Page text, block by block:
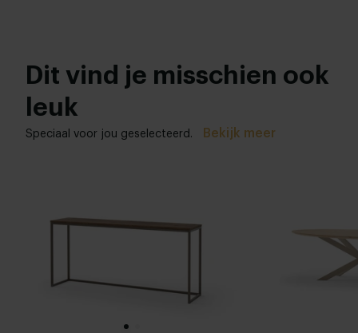
Dit vind je misschien ook
leuk
Speciaal voor jou geselecteerd. Bekijk meer